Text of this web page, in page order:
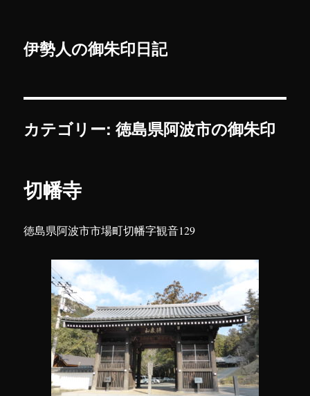
伊勢人の御朱印日記
カテゴリー:徳島県阿波市の御朱印
切幡寺
徳島県阿波市市場町切幡字観音129